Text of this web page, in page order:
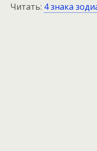
Читать: 4 знака